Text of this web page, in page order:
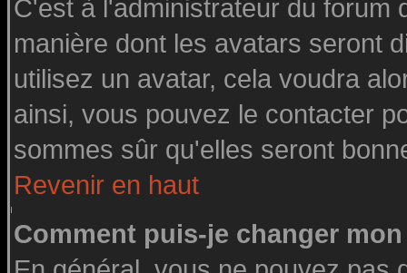
C'est à l'administrateur du forum
manière dont les avatars seront
utilisez un avatar, cela voudra
ainsi, vous pouvez le contacter
sommes sûr qu'elles seront
Revenir en haut
Comment puis-je changer